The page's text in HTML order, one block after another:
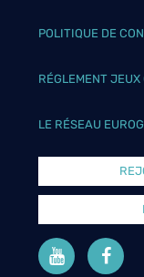
POLITIQUE DE
RÉGLEMENT JEUX
LE RÉSEAU